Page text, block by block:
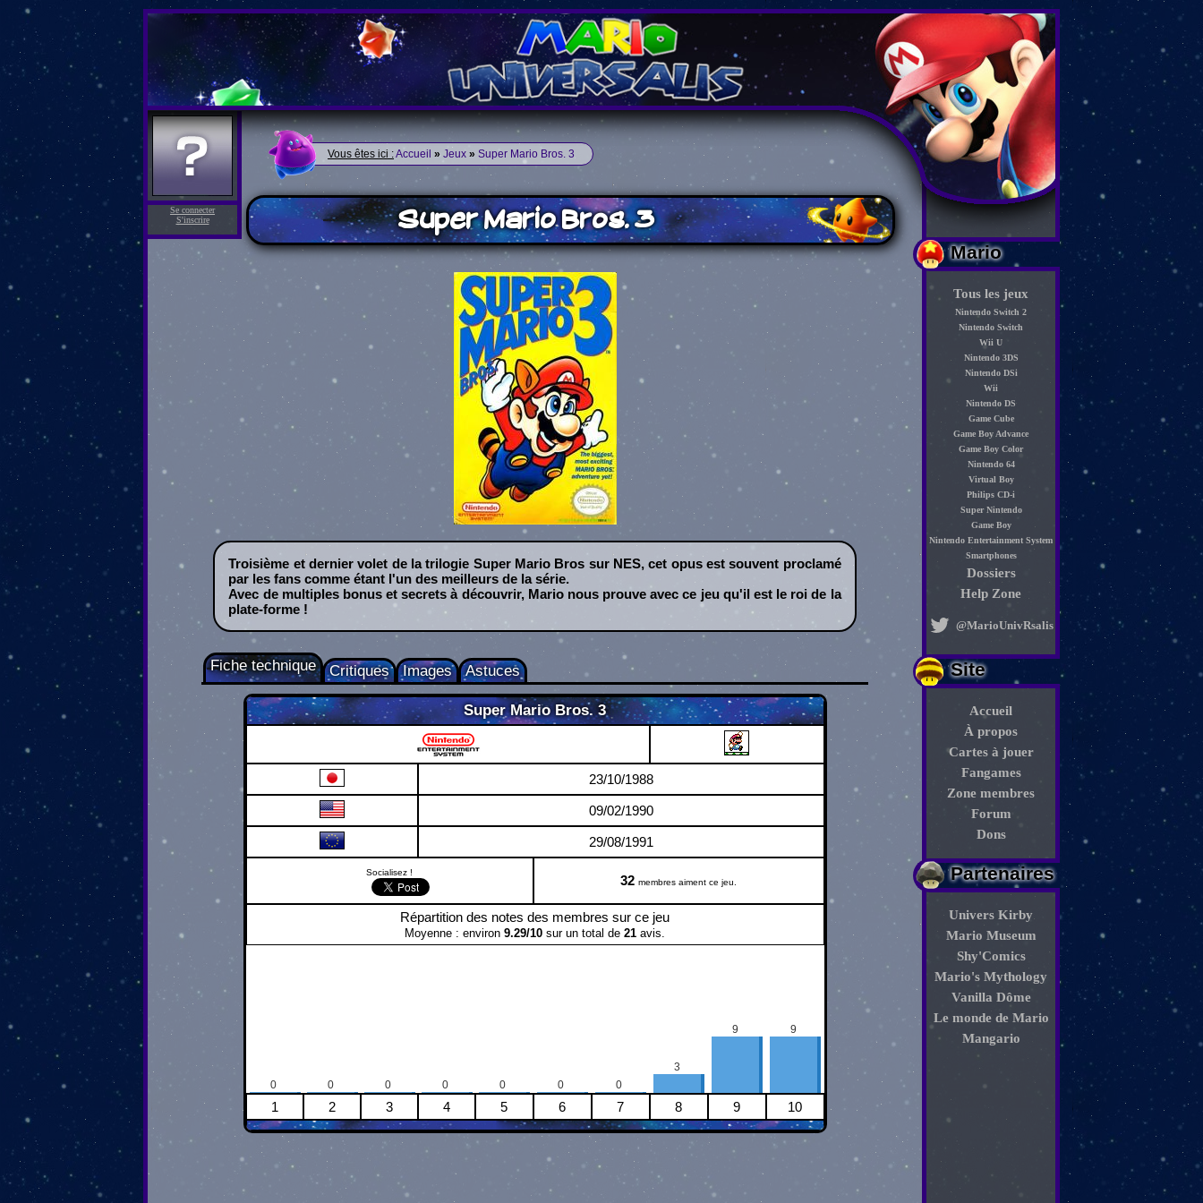
Mario
Tous les jeux
Nintendo Switch 2
Nintendo Switch
Wii U
Nintendo 3DS
Nintendo DSi
Wii
Nintendo DS
Game Cube
Game Boy Advance
Game Boy Color
Nintendo 64
Virtual Boy
Philips CD-i
Super Nintendo
Game Boy
Nintendo Entertainment System
Smartphones
Dossiers
Help Zone
@MarioUnivRsalis
Site
Accueil
À propos
Cartes à jouer
Fangames
Zone membres
Forum
Dons
Partenaires
Univers Kirby
Mario Museum
Shy'Comics
Mario's Mythology
Vanilla Dôme
Le monde de Mario
Mangario
Se connecter
S'inscrire
Vous êtes ici :Accueil » Jeux » Super Mario Bros. 3
Super Mario Bros. 3
Troisième et dernier volet de la trilogie Super Mario Bros sur NES, cet opus est souvent proclamé
par les fans comme étant l'un des meilleurs de la série.
Avec de multiples bonus et secrets à découvrir, Mario nous prouve avec ce jeu qu'il est le roi de la
plate-forme !
Super Mario Bros. 3
Nintendo Entertainment System
23/10/1988
09/02/1990
29/08/1991
Socialisez !
32 membres aiment ce jeu.
Répartition des notes des membres sur ce jeu
Moyenne : environ 9.29/10 sur un total de 21 avis.
0 0 0 0 0 0 0
3
9 9
1 2 3 4 5 6 7 8 9 10
Fiche technique Critiques Images Astuces